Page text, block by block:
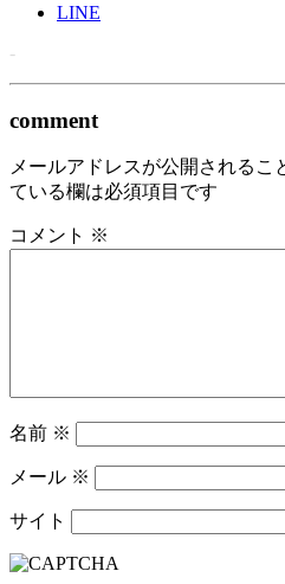
LINE
-
comment
メールアドレスが公開されるこ
ている欄は必須項目です
コメント ※
名前 ※
メール ※
サイト